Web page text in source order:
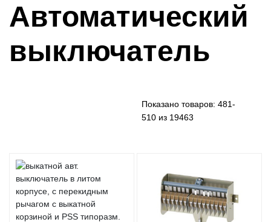
Автоматический
выключатель
Показано товаров: 481-
510 из 19463